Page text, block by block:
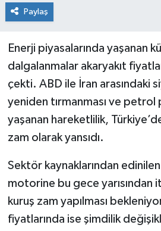
Paylaş
Enerji piyasalarında yaşanan
dalgalanmalar akaryakıt
çekti. ABD ile İran arasındaki
yeniden tırmanması ve petrol
yaşanan hareketlilik,
zam olarak yansıdı.
Sektör kaynaklarından
motorine bu gece yarısından
kuruş zam yapılması
fiyatlarında ise şimdilik